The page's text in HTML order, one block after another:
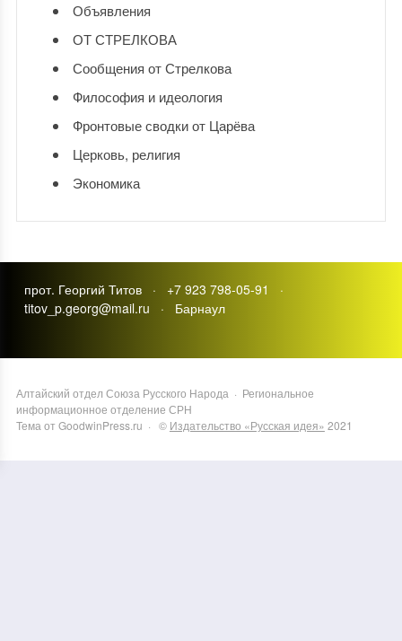
Объявления
ОТ СТРЕЛКОВА
Сообщения от Стрелкова
Философия и идеология
Фронтовые сводки от Царёва
Церковь, религия
Экономика
прот. Георгий Титов · +7 923 798-05-91 ·
titov_p.georg@mail.ru · Барнаул
Алтайский отдел Союза Русского Народа · Региональное
информационное отделение СРН
Тема от GoodwinPress.ru · © Издательство «Русская идея» 2021